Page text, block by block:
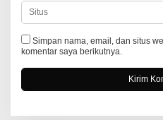
Simpan nama, email, dan situs
komentar saya berikutnya.